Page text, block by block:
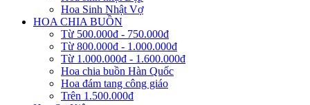
Hoa Sinh Nhật Vợ
HOA CHIA BUỒN
Từ 500.000đ - 750.000đ
Từ 800.000đ - 1.000.000đ
Từ 1.000.000đ - 1.600.000đ
Hoa chia buồn Hàn Quốc
Hoa đám tang công giáo
Trên 1.500.000đ